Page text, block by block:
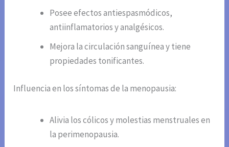
Posee efectos antiespasmódicos,
antiinflamatorios y analgésicos.
Mejora la circulación sanguínea y tiene
propiedades tonificantes.
Influencia en los síntomas de la menopausia:
Alivia los cólicos y molestias menstruales en
la perimenopausia.